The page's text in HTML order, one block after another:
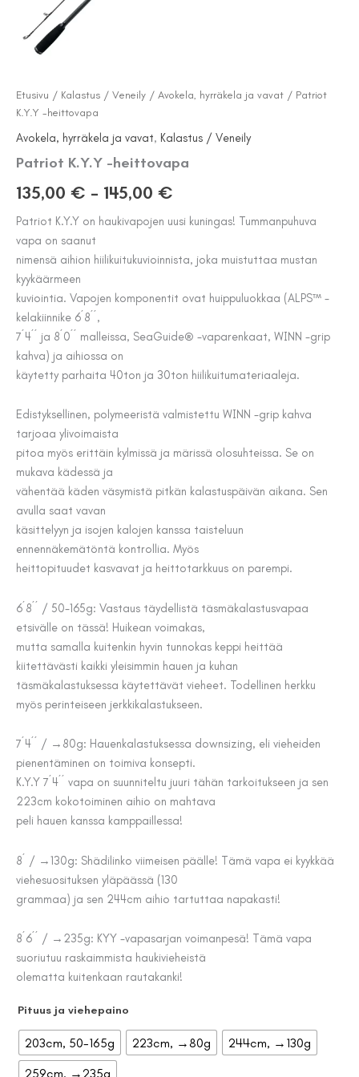
Etusivu / Kalastus / Veneily / Avokela, hyrräkela ja vavat / Patriot
K.Y.Y -heittovapa
Avokela, hyrräkela ja vavat, Kalastus / Veneily
Patriot K.Y.Y -heittovapa
135,00 € – 145,00 €
135,00 €
Patriot K.Y.Y on haukivapojen uusi kuningas! Tummanpuhuva
vapa on saanut
nimensä aihion hiilikuitukuvioinnista, joka muistuttaa mustan
kyykäärmeen
kuviointia. Vapojen komponentit ovat huippuluokkaa (ALPS™ -
kelakiinnike 6´8´´,
7´4´´ ja 8´0´´ malleissa, SeaGuide® -vaparenkaat, WINN -grip
kahva) ja aihiossa on
käytetty parhaita 40ton ja 30ton hiilikuitumateriaaleja.
Edistyksellinen, polymeeristä valmistettu WINN -grip kahva
tarjoaa ylivoimaista
pitoa myös erittäin kylmissä ja märissä olosuhteissa. Se on
mukava kädessä ja
vähentää käden väsymistä pitkän kalastuspäivän aikana. Sen
avulla saat vavan
käsittelyyn ja isojen kalojen kanssa taisteluun
ennennäkemätöntä kontrollia. Myös
heittopituudet kasvavat ja heittotarkkuus on parempi.
6´8´´ / 50-165g: Vastaus täydellistä täsmäkalastusvapaa
etsivälle on tässä! Huikean voimakas,
mutta samalla kuitenkin hyvin tunnokas keppi heittää
kiitettävästi kaikki yleisimmin hauen ja kuhan
täsmäkalastuksessa käytettävät vieheet. Todellinen herkku
myös perinteiseen jerkkikalastukseen.
7´4´´ / →80g: Hauenkalastuksessa downsizing, eli vieheiden
pienentäminen on toimiva konsepti.
K.Y.Y 7´4´´ vapa on suunniteltu juuri tähän tarkoitukseen ja sen
223cm kokotoiminen aihio on mahtava
peli hauen kanssa kamppaillessa!
8´ / →130g: Shädilinko viimeisen päälle! Tämä vapa ei kyykkää
viehesuosituksen yläpäässä (130
grammaa) ja sen 244cm aihio tartuttaa napakasti!
8´6´´ / →235g: KYY -vapasarjan voimanpesä! Tämä vapa
suoriutuu raskaimmista haukivieheistä
olematta kuitenkaan rautakanki!
Pituus ja viehepaino
203cm, 50-165g 223cm, →80g
244cm, →130g
259cm, →235g